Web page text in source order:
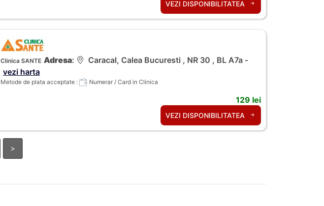
VEZI DISPONIBILITATEA
Clinica SANTE Adresa:
Caracal, Calea Bucuresti , NR 30 , BL A7a -
vezi harta
Metode de plata acceptate : Numerar / Card in Clinica
129 lei
VEZI DISPONIBILITATEA
>